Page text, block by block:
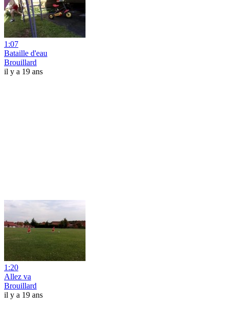
1:07
Bataille d'eau
Brouillard
il y a 19 ans
1:20
Allez va
Brouillard
il y a 19 ans